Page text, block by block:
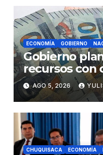
ECONOMÍA GOBIERNO
Gobierno
recursos con
eficiencia y
AGO 5, 2026
CHUQUISACA ECONOMÍA